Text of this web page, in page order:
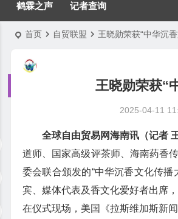
鹤霖之声 记者查询
首页 自贸联盟 王晓勋荣获“中华沉
王晓勋荣获“
2025-04-11
全球自由贸易网海南讯（记者
道师、国家高级评茶师、海南药香
委会联合颁发的“中华沉香文化传
宾、媒体代表及香文化爱好者出席
在仪式现场，美国《拉斯维加斯新